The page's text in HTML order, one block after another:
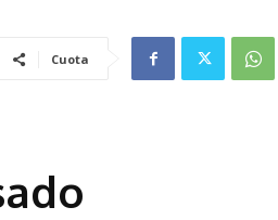
Cuota